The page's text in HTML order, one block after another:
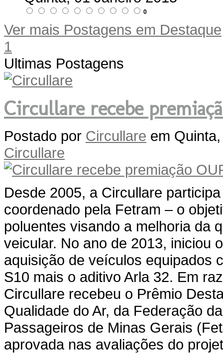
0
Ver mais Postagens em Destaque
1
Ultimas Postagens
Circullare recebe
Postado por Circullare em
Circullare
Desde 2005, a Circullare
coordenado pela Fetram – o
poluentes visando a melhoria da
veicular. No ano de 2013, iniciou
aquisição de veículos equipados
S10 mais o aditivo Arla 32. Em
Circullare recebeu o Prêmio
Qualidade do Ar, da Federação
Passageiros de Minas Gerais
aprovada nas avaliações do